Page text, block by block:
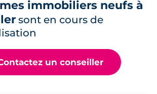
immobiliers neufs à
sont en cours de
un conseiller